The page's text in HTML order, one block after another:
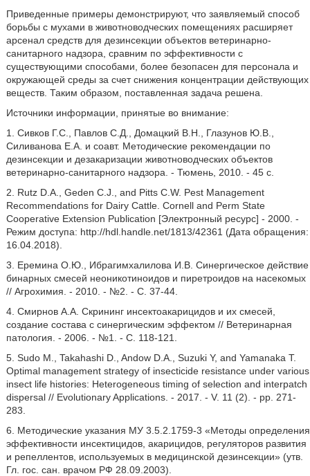
Приведенные примеры демонстрируют, что заявляемый способ
борьбы с мухами в животноводческих помещениях расширяет
арсенал средств для дезинсекции объектов ветеринарно-
санитарного надзора, сравним по эффективности с
существующими способами, более безопасен для персонала и
окружающей среды за счет снижения концентрации действующих
веществ. Таким образом, поставленная задача решена.
Источники информации, принятые во внимание:
1. Сивков Г.С., Павлов С.Д., Домацкий В.Н., Глазунов Ю.В.,
Силиванова Е.А. и соавт. Методические рекомендации по
дезинсекции и дезакаризации животноводческих объектов
ветеринарно-санитарного надзора. - Тюмень, 2010. - 45 с.
2. Rutz D.A., Geden C.J., and Pitts С.W. Pest Management
Recommendations for Dairy Cattle. Cornell and Perm State
Cooperative Extension Publication [Электронный ресурс] - 2000. -
Режим доступа: http://hdl.handle.net/1813/42361 (Дата обращения:
16.04.2018).
3. Еремина О.Ю., Ибрагимхалилова И.В. Синергическое действие
бинарных смесей неоникотиноидов и пиретроидов на насекомых
// Агрохимия. - 2010. - №2. - С. 37-44.
4. Смирнов А.А. Скрининг инсектоакарицидов и их смесей,
создание состава с синергическим эффектом // Ветеринарная
патология. - 2006. - №1. - С. 118-121.
5. Sudo М., Takahashi D., Andow D.A., Suzuki Y, and Yamanaka T.
Optimal management strategy of insecticide resistance under various
insect life histories: Heterogeneous timing of selection and interpatch
dispersal // Evolutionary Applications. - 2017. - V. 11 (2). - pp. 271-
283.
6. Методические указания МУ 3.5.2.1759-3 «Методы определения
эффективности инсектицидов, акарицидов, регуляторов развития
и репеллентов, используемых в медицинской дезинсекции» (утв.
Гл. гос. сан. врачом РФ 28.09.2003).